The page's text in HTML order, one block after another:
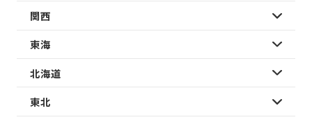
関西
東海
北海道
東北